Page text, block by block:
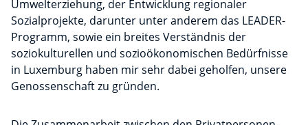
Umwelterziehung, der Entwicklung regionaler
Sozialprojekte, darunter unter anderem das LEADER-
Programm, sowie ein breites Verständnis der
soziokulturellen und sozioökonomischen Bedürfnisse
in Luxemburg haben mir sehr dabei geholfen, unsere
Genossenschaft zu gründen.